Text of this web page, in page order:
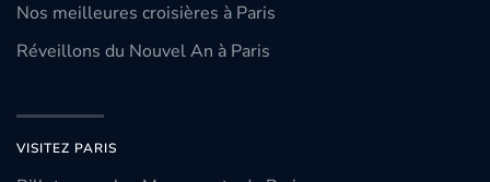
Nos meilleures croisières à Paris
Réveillons du Nouvel An à Paris
VISITEZ PARIS